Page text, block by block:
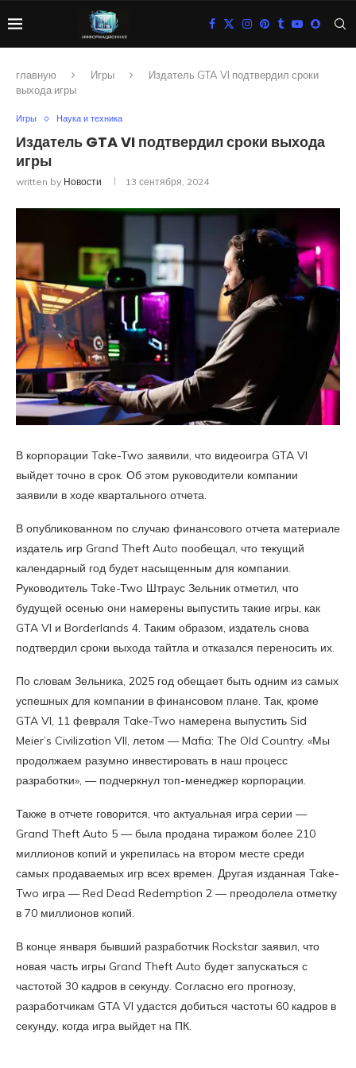
главную Игры
Издатель GTA VI подтвердил сроки
выхода игры
Игры Наука и техника
Издатель GTA VI подтвердил сроки выхода
игры
written by Новости 13 сентября, 2024
В корпорации Take-Two заявили, что видеоигра GTA VI
выйдет точно в срок. Об этом руководители компании
заявили в ходе квартального отчета.
В опубликованном по случаю финансового отчета материале
издатель игр Grand Theft Auto пообещал, что текущий
календарный год будет насыщенным для компании.
Руководитель Take-Two Штраус Зельник отметил, что
будущей осенью они намерены выпустить такие игры, как
GTA VI и Borderlands 4. Таким образом, издатель снова
подтвердил сроки выхода тайтла и отказался переносить их.
По словам Зельника, 2025 год обещает быть одним из самых
успешных для компании в финансовом плане. Так, кроме
GTA VI, 11 февраля Take-Two намерена выпустить Sid
Meier’s Civilization VII, летом — Mafia: The Old Country. «Мы
продолжаем разумно инвестировать в наш процесс
разработки», — подчеркнул топ-менеджер корпорации.
Также в отчете говорится, что актуальная игра серии —
Grand Theft Auto 5 — была продана тиражом более 210
миллионов копий и укрепилась на втором месте среди
самых продаваемых игр всех времен. Другая изданная Take-
Two игра — Red Dead Redemption 2 — преодолела отметку
в 70 миллионов копий.
В конце января бывший разработчик Rockstar заявил, что
новая часть игры Grand Theft Auto будет запускаться с
частотой 30 кадров в секунду. Согласно его прогнозу,
разработчикам GTA VI удастся добиться частоты 60 кадров в
секунду, когда игра выйдет на ПК.